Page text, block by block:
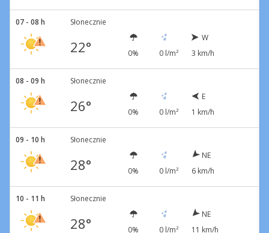
07 - 08 h Słonecznie
22° 0% 0 l/m²
W
3 km/h
08 - 09 h Słonecznie
26° 0% 0 l/m²
E
1 km/h
09 - 10 h Słonecznie
28° 0% 0 l/m²
NE
6 km/h
10 - 11 h Słonecznie
28° 0% 0 l/m²
NE
11 km/h